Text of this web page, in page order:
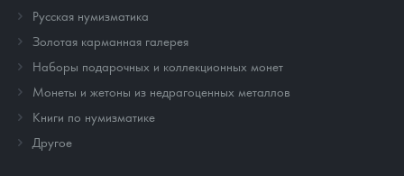
Русская нумизматика
Золотая карманная галерея
Наборы подарочных и коллекционных монет
Монеты и жетоны из недрагоценных металлов
Книги по нумизматике
Другое